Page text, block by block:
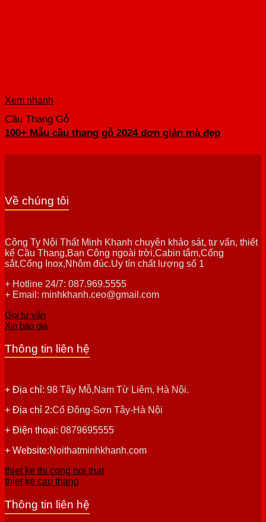
Xem nhanh
Cầu Thang Gỗ
100+ Mẫu cầu thang gỗ 2024 đơn giản mà đẹp
Về chúng tôi
Công Ty Nội Thất Minh Khanh chuyên khảo sát, tư vấn, thiết
kế Cầu Thang,Ban Công ngoài trời,Cabin tắm,Cổng
sắt,Cổng Inox,Nhôm đúc.Uy tín chất lượng số 1
+ Hotline 24/7: 087.969.5555
+ Email: minhkhanh.ceo@gmail.com
Gọi tư vấn
Xin báo giá
Thông tin liên hệ
+ Địa chỉ: 98 Tây Mỗ,Nam Từ Liêm, Hà Nội.
+ Địa chỉ 2:Cổ Đông-Sơn Tây-Hà Nội
+ Điện thoại: 0879695555
+ Website:Noithatminhkhanh.com
thiet ke thi cong noi that
thiet ke cau thang
Thông tin liên hệ